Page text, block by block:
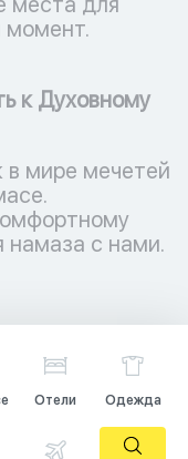
момент.
к Духовному
мире мечетей
намаза с нами.
Отели Одежда